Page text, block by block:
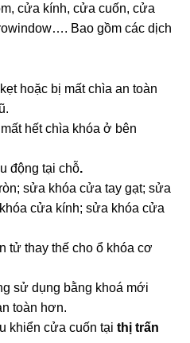
cửa kính, cửa cuốn, cửa
Bao gồm các dịch
hoặc bị mất chìa an toàn
hết chìa khóa ở bên
động tại chỗ.
sửa khóa cửa tay gạt; sửa
cửa kính; sửa khóa cửa
tử thay thế cho ổ khóa cơ
sử dụng bằng khoá mới
toàn hơn.
khiển cửa cuốn tạithị trấn